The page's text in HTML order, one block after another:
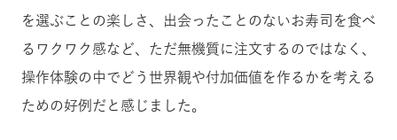
を選ぶことの楽しさ、出会ったことのないお寿司を食べ
るワクワク感など、ただ無機質に注文するのではなく、
操作体験の中でどう世界観や付加価値を作るかを考える
ための好例だと感じました。